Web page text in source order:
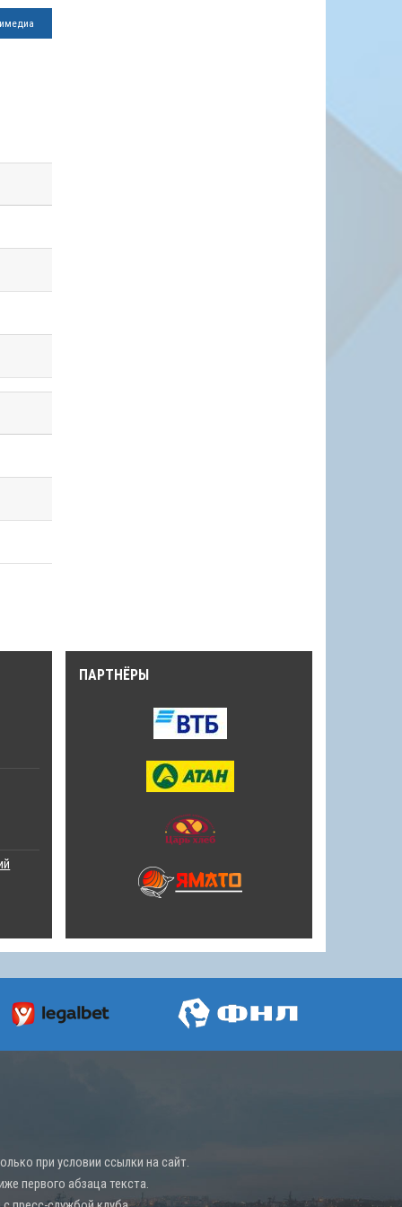
ПАРТНЁРЫ
при условии ссылки на сайт.
первого абзаца текста.